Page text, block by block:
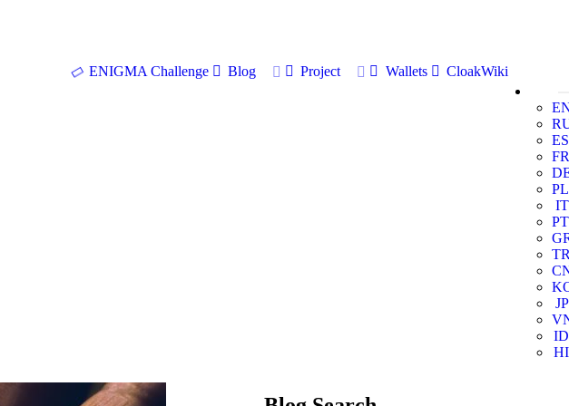
ENIGMA Challenge Blog Project Wallets
CloakWiki
ES
FR
PL
IT
PT
JP
ID
HI